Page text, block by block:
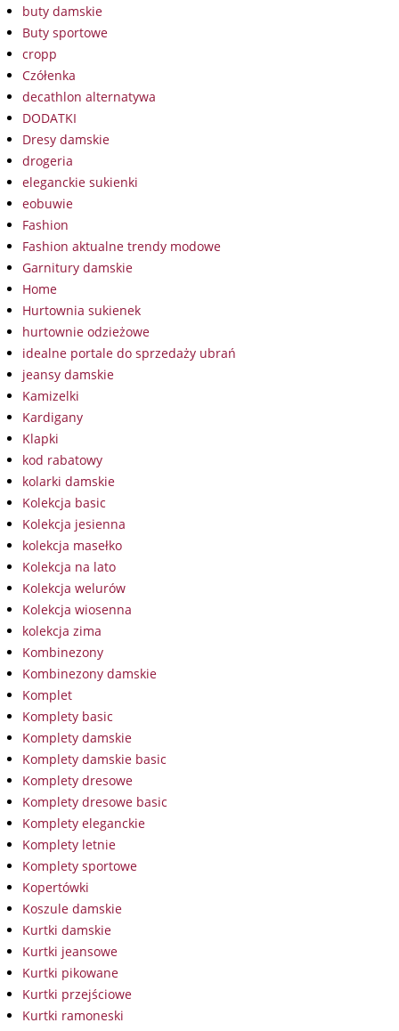
buty damskie
Buty sportowe
cropp
Czółenka
decathlon alternatywa
DODATKI
Dresy damskie
drogeria
eleganckie sukienki
eobuwie
Fashion
Fashion aktualne trendy modowe
Garnitury damskie
Home
Hurtownia sukienek
hurtownie odzieżowe
idealne portale do sprzedaży ubrań
jeansy damskie
Kamizelki
Kardigany
Klapki
kod rabatowy
kolarki damskie
Kolekcja basic
Kolekcja jesienna
kolekcja masełko
Kolekcja na lato
Kolekcja welurów
Kolekcja wiosenna
kolekcja zima
Kombinezony
Kombinezony damskie
Komplet
Komplety basic
Komplety damskie
Komplety damskie basic
Komplety dresowe
Komplety dresowe basic
Komplety eleganckie
Komplety letnie
Komplety sportowe
Kopertówki
Koszule damskie
Kurtki damskie
Kurtki jeansowe
Kurtki pikowane
Kurtki przejściowe
Kurtki ramoneski